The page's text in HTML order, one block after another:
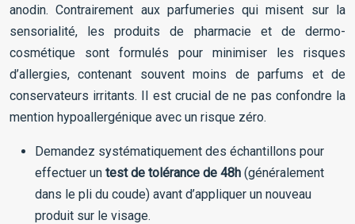
anodin. Contrairement aux parfumeries qui misent sur la
sensorialité, les produits de pharmacie et de dermo-
cosmétique sont formulés pour minimiser les risques
d’allergies, contenant souvent moins de parfums et de
conservateurs irritants. Il est crucial de ne pas confondre la
mention hypoallergénique avec un risque zéro.
Demandez systématiquement des échantillons pour
effectuer un test de tolérance de 48h (généralement
dans le pli du coude) avant d’appliquer un nouveau
produit sur le visage.